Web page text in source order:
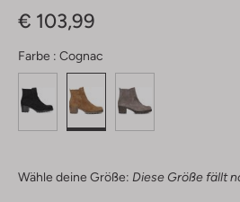
€ 103,99
Farbe : Cognac
Wähle deine Größe: Diese Größe fällt